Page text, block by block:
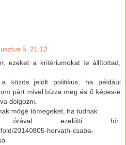
5. 21:12
ezeket a kritériumokat te állítottad,
a közös jelölt politikus, ha például
párt mivel bízza meg és ő képes-e
dolgozni.
mögé tömegeket, ha tudnak.
ezelőtti hír:
20140805-horvath-csaba-